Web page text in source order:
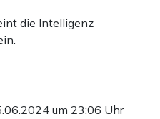
die Intelligenz
um 23:06 Uhr